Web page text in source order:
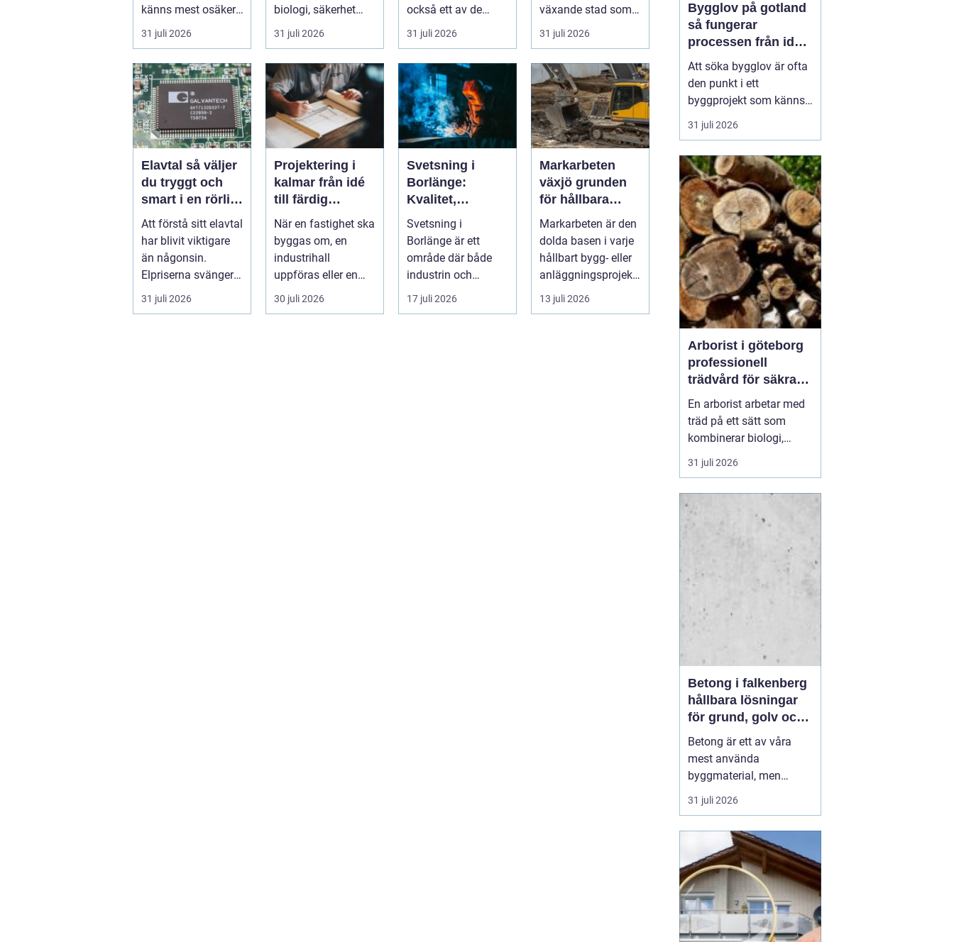
känns mest osäker.
Frågorna hopar sig:
vilk...
31 juli 2026
biologi, säkerhet
och hantverk. I en
stad so...
31 juli 2026
också ett av de
mest
missförstådda.
Många tänke...
31 juli 2026
växande stad som
Göteborg. När nya
bostäder, broar,...
31 juli 2026
Elavtal så väljer
du tryggt och
smart i en rörlig
elmarknad
Att förstå sitt elavtal
har blivit viktigare
än någonsin.
Elpriserna svänger
snabbt, nya typer av
av...
31 juli 2026
Projektering i
kalmar från idé
till färdig
lösning
När en fastighet ska
byggas om, en
industrihall
uppföras eller en
lantbruksanläggnin
g moderniseras ä...
30 juli 2026
Svetsning i
Borlänge:
Kvalitet,
precision och
hållbara
konstruktioner
Svetsning i
Borlänge är ett
område där både
industrin och
mindre verkst&a...
17 juli 2026
Markarbeten
växjö grunden
för hållbara
projekt
Markarbeten är den
dolda basen i varje
hållbart bygg- eller
anläggningsprojekt.
Oavsett om det
gälle...
13 juli 2026
Bygglov på gotland
så fungerar
processen från idé
till godkänt beslut
Att söka bygglov är ofta
den punkt i ett
byggprojekt som känns
mest osäker. Frågorna
hopar sig: vilka
länge tar det, vad säger
detaljplanen och hur
påverkas tidsplanen? På
Gotland tillkommer
dessutom särskilda
hänsyn, som kultur...
31 juli 2026
Arborist i göteborg
professionell
trädvård för säkra
och friska träd
En arborist arbetar med
träd på ett sätt som
kombinerar biologi,
säkerhet och hantverk. I
en stad som Göteborg,
med tät bebyggelse,
krävs genomtänkt
trädvård för att både
människor och träd ska
må bra. Många
fastighetsägare, bos...
31 juli 2026
Betong i falkenberg
hållbara lösningar
för grund, golv och
utemiljö
Betong är ett av våra
mest använda
byggmaterial, men
också ett av de mest
missförstådda. Många
ytor, men modern betong
i Falkenberg handlar lika
mycket om design,
precision och långsiktig
funktion. För den som
planerar ny grund...
31 juli 2026